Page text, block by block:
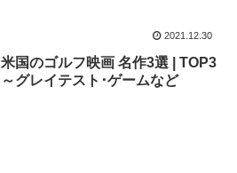
2021.12.30
米国のゴルフ映画 名作3選 | TOP3
～グレイテスト･ゲームなど